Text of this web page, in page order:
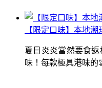
【限定口味】本地
夏日炎炎當然要食
味！每款極具港味的